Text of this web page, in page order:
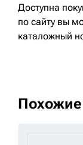
Доступна
по сайту вы
каталожный